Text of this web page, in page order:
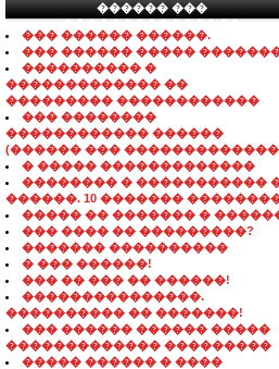
������ ���
���������������
��� ������ ������.
��� ������ �����
���������� �
������������� ��
��������� ������������
��� ��������
������������ ������
(������ ���
� ����� �������������
�������� � �����������
������. 10 �������
����� �� ������� �
��� ���� �� ���������?
������� ����������
� ��� ������!
��� �� ��� �� ������!
���������������.
���������� �� �������!
��� ������ ������ �����
������������� ���������
����� ������ � ����